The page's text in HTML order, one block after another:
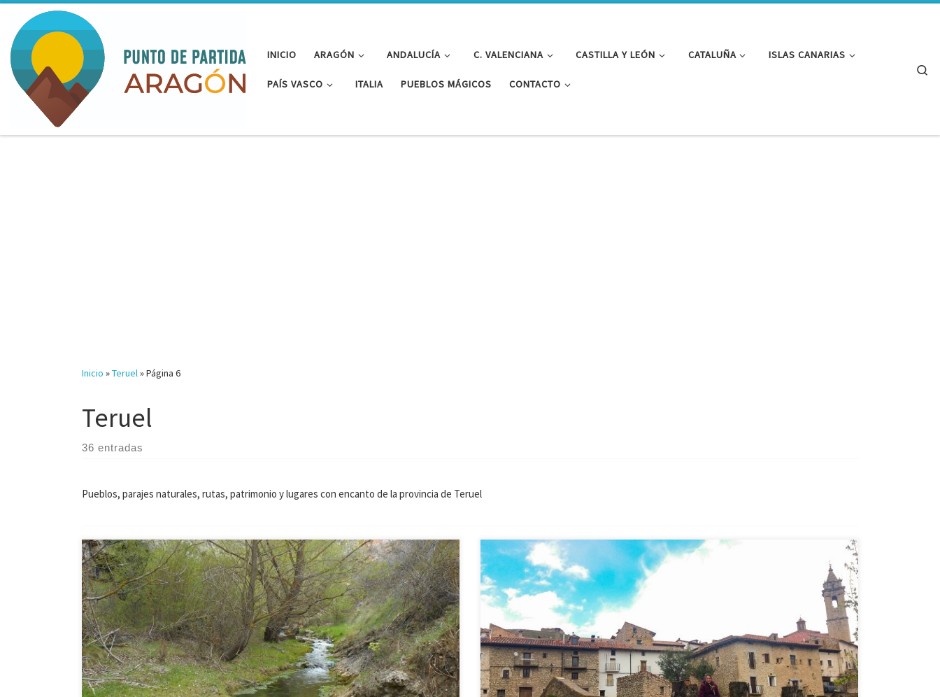
Saltar al contenido
INICIO ARAGÓN ANDALUCÍA C. VALENCIANA CASTILLA Y LEÓN CATALUÑA ISLAS CANARIAS
PAÍS VASCO ITALIA PUEBLOS MÁGICOS CONTACTO
Inicio »Teruel»Página 6
Teruel
36 entradas
Pueblos, parajes naturales, rutas, patrimonio y lugares con encanto de la provincia de Teruel
Ruta fluvial del Guadalope entre Villarroya de los Pinares y Miravete de la Sierra.
Senderismo en familia por el Maestrazgo de Teruel.
Allepuz, Villarroya de los Pinares, Miravete de la Sierra y Fortanete